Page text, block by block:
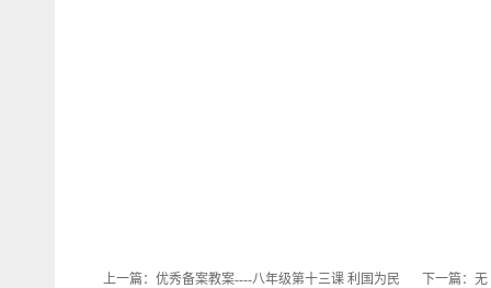
上一篇： 优秀备案教案----八年级第十三课 利国为民 下一篇：无